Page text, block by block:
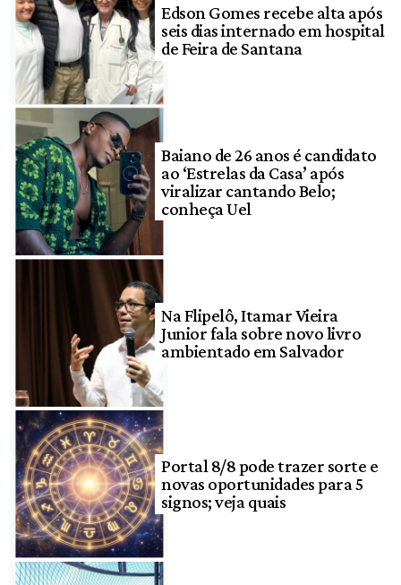
Edson Gomes recebe alta após
seis dias internado em hospital
de Feira de Santana
Baiano de 26 anos é candidato
ao ‘Estrelas da Casa’ após
viralizar cantando Belo;
conheça Uel
Na Flipelô, Itamar Vieira
Junior fala sobre novo livro
ambientado em Salvador
Portal 8/8 pode trazer sorte e
novas oportunidades para 5
signos; veja quais